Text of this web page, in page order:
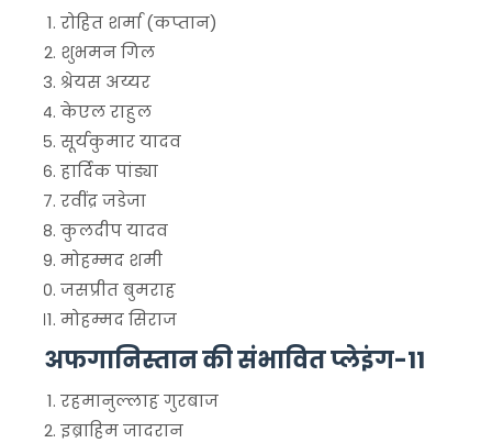
रोहित शर्मा (कप्तान)
शुभमन गिल
श्रेयस अय्यर
केएल राहुल
सूर्यकुमार यादव
हार्दिक पांड्या
रवींद्र जडेजा
कुलदीप यादव
मोहम्मद शमी
जसप्रीत बुमराह
मोहम्मद सिराज
अफगानिस्तान की संभावित प्लेइंग-11
रहमानुल्लाह गुरबाज
इब्राहिम जादरान